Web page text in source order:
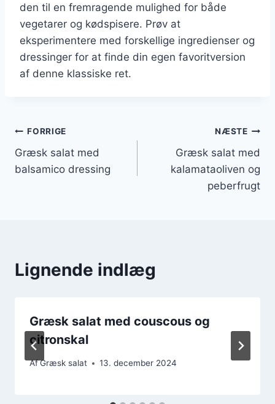
den til en fremragende mulighed for både
vegetarer og kødspisere. Prøv at
eksperimentere med forskellige ingredienser og
dressinger for at finde din egen favoritversion
af denne klassiske ret.
Indlægsnavigation
FORRIGE
Græsk salat med
balsamico dressing
NÆSTE
Græsk salat med
kalamataoliven og
peberfrugt
Lignende indlæg
Græsk salat med couscous og
citronskal
AfGræsk salat 13. december 2024